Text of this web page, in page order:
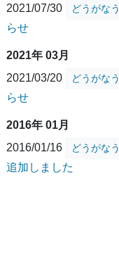
2021/07/30
どうがなう
らせ
2021年 03月
2021/03/20
どうがなう
らせ
2016年 01月
2016/01/16
どうがなう
追加しました